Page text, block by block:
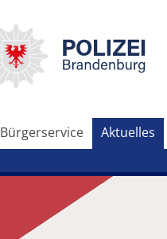
Bürgerservice Aktuelles